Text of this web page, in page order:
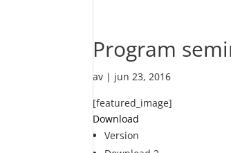
Program
av | jun 23, 2016
[featured_image]
Download
Version